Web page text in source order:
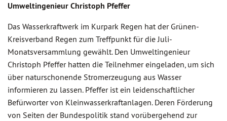
Umweltingenieur Christoph Pfeffer
Das Wasserkraftwerk im Kurpark Regen hat der Grünen-
Kreisverband Regen zum Treffpunkt für die Juli-
Monatsversammlung gewählt. Den Umweltingenieur
Christoph Pfeffer hatten die Teilnehmer eingeladen, um sich
über naturschonende Stromerzeugung aus Wasser
informieren zu lassen. Pfeffer ist ein leidenschaftlicher
Befürworter von Kleinwasserkraftanlagen. Deren Förderung
von Seiten der Bundespolitik stand vorübergehend zur